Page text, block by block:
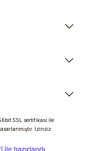
SSL sertifikası ile
İzinsiz
e-